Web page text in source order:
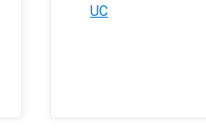
UC